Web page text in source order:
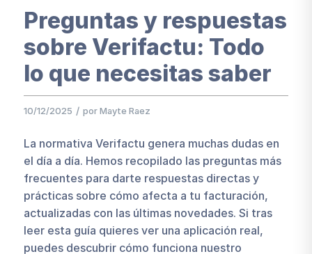
Preguntas y respuestas
sobre Verifactu: Todo
lo que necesitas saber
10/12/2025 / porMayte Raez
La normativa Verifactu genera muchas dudas en
el día a día. Hemos recopilado las preguntas más
frecuentes para darte respuestas directas y
prácticas sobre cómo afecta a tu facturación,
actualizadas con las últimas novedades. Si tras
leer esta guía quieres ver una aplicación real,
puedes descubrir cómo funciona nuestro